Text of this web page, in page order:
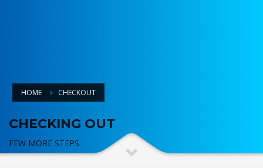
HOME CHECKOUT
CHECKING OUT
FEW MORE STEPS